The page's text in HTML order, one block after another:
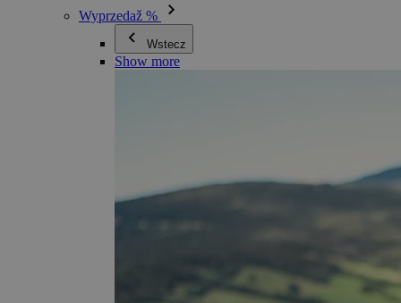
Wyprzedaž %
Wstecz
Show more